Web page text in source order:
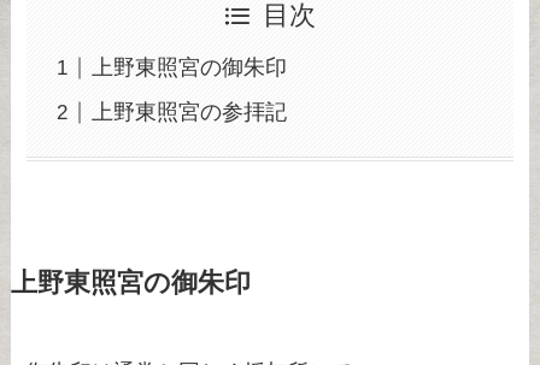
目次
上野東照宮の御朱印
上野東照宮の参拝記
上野東照宮の御朱印